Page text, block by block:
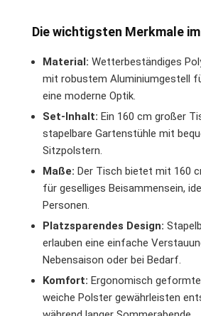
Die wichtigsten Merkmale
Material: Wetterbeständiges
mit robustem Aluminiumgestell
eine moderne Optik.
Set-Inhalt: Ein 160 cm großer
stapelbare Gartenstühle mit
Sitzpolstern.
Maße: Der Tisch bietet mit 160
für geselliges Beisammensein,
Personen.
Platzsparendes Design:
erlauben eine einfache
Nebensaison oder bei Bedarf.
Komfort: Ergonomisch
weiche Polster gewährleisten